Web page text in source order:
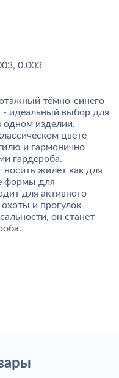
0.003
тёмно-синего
- идеальный выбор для
одном изделии.
цвете
и гармонично
гардероба.
носить жилет как для
формы для
для активного
и прогулок
он станет